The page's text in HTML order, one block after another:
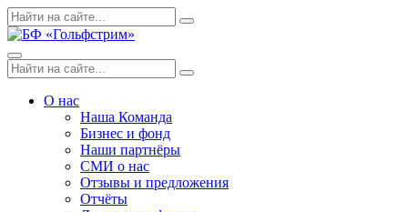
Skip
to
Поиск
по:
Search
Menu
Поиск
по:
Search
О нас
Наша Команда
Бизнес и фонд
Наши партнёры
СМИ о нас
Отзывы и предложения
Отчёты